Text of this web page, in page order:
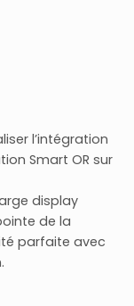
l’intégration
Smart OR sur
display
de la
parfaite avec